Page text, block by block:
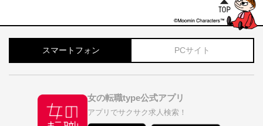
スマートフォン PCサイト
女の転職type公式アプリ
アプリでサクサク求人検索！